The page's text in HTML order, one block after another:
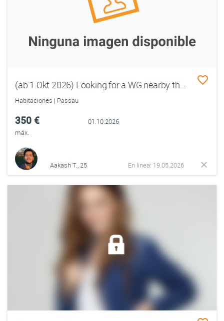
(ab 1.Okt 2026) Looking for a WG nearby the University Area
Habitaciones | Passau
350 €
máx.
01.10.2026
Aakash T., 25 En línea: 19.05.2026